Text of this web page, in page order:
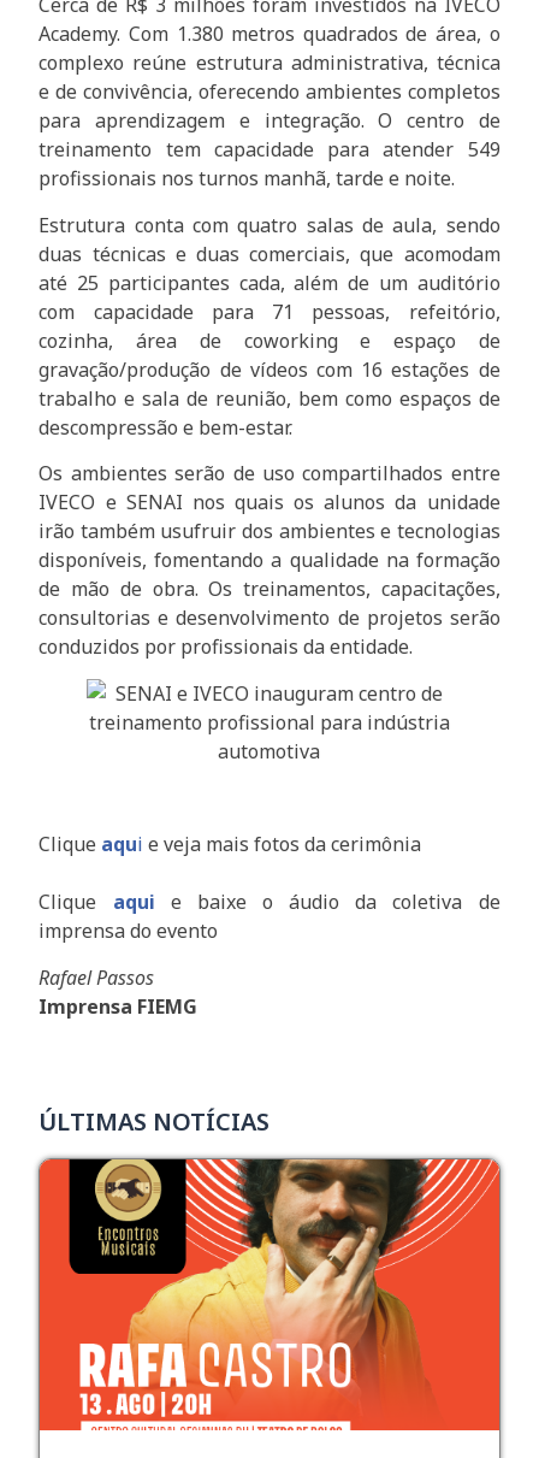
Academy. Com 1.380 metros quadrados de área, o
complexo reúne estrutura administrativa, técnica
e de convivência, oferecendo ambientes completos
para aprendizagem e integração. O centro de
treinamento tem capacidade para atender 549
profissionais nos turnos manhã, tarde e noite.
Estrutura conta com quatro salas de aula, sendo
duas técnicas e duas comerciais, que acomodam
até 25 participantes cada, além de um auditório
com capacidade para 71 pessoas, refeitório,
cozinha, área de coworking e espaço de
gravação/produção de vídeos com 16 estações de
trabalho e sala de reunião, bem como espaços de
descompressão e bem-estar.
Os ambientes serão de uso compartilhados entre
IVECO e SENAI nos quais os alunos da unidade
irão também usufruir dos ambientes e tecnologias
disponíveis, fomentando a qualidade na formação
de mão de obra. Os treinamentos, capacitações,
consultorias e desenvolvimento de projetos serão
conduzidos por profissionais da entidade.
Clique aqui e veja mais fotos da cerimônia
Clique aqui
e baixe o áudio da coletiva de
imprensa do evento
Rafael Passos
Imprensa FIEMG
ÚLTIMAS NOTÍCIAS